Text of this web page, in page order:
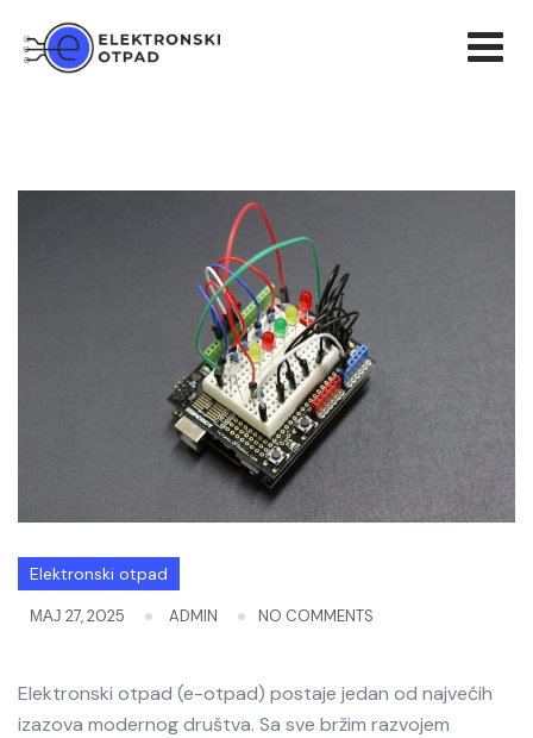
Elektronski otpad
МАЈ 27, 2025 ADMIN NO COMMENTS
Elektronski otpad (e-otpad) postaje jedan od najvećih
izazova modernog društva. Sa sve bržim razvojem